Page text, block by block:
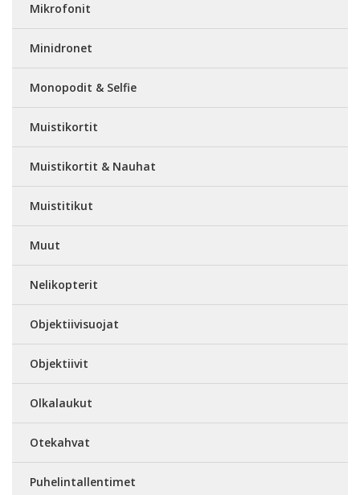
Mikrofonit
Minidronet
Monopodit & Selfie
Muistikortit
Muistikortit & Nauhat
Muistitikut
Muut
Nelikopterit
Objektiivisuojat
Objektiivit
Olkalaukut
Otekahvat
Puhelintallentimet